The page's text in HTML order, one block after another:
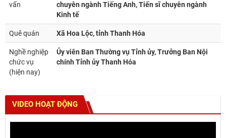
vấn
chuyên ngành Tiếng Anh, Tiến sĩ chuyên ngành
Kinh tế
Quê quán Xã Hoa Lộc, tỉnh Thanh Hóa
Nghề nghiệp
chức vụ
(hiện nay)
Ủy viên Ban Thường vụ Tỉnh ủy, Trưởng Ban Nội
chính Tỉnh ủy Thanh Hóa
VIDEO HOẠT ĐỘNG